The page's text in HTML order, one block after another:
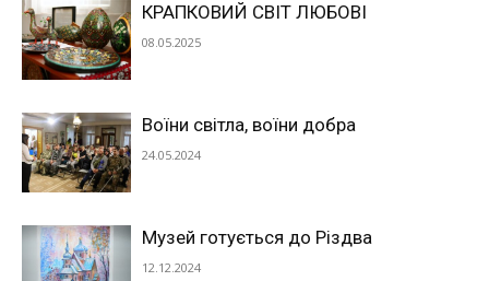
КРАПКОВИЙ СВІТ ЛЮБОВІ
08.05.2025
Воїни світла, воїни добра
24.05.2024
Музей готується до Різдва
12.12.2024